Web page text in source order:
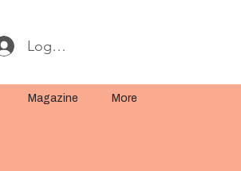
Log In or Sign Up
Magazine More